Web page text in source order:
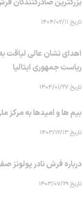
تاریخ ۱۴۰۴/۰۲/۱۱
اهدای نشان عالی لیاقت
ریاست جمهوری ایتالیا
تاریخ ۱۴۰۴/۰۱/۲۷
بیم ها و امیدها به مرکز
تاریخ ۱۴۰۳/۱۲/۱۳
درباره فرش نادر پولونز
تاریخ ۱۴۰۳/۰۷/۲۹